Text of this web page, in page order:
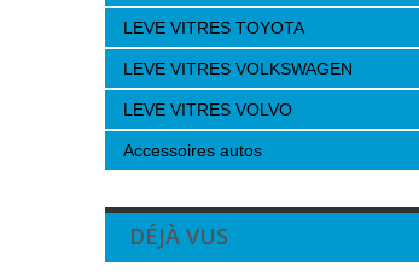
LEVE VITRES TOYOTA
LEVE VITRES VOLKSWAGEN
LEVE VITRES VOLVO
Accessoires autos
DÉJÀ VUS